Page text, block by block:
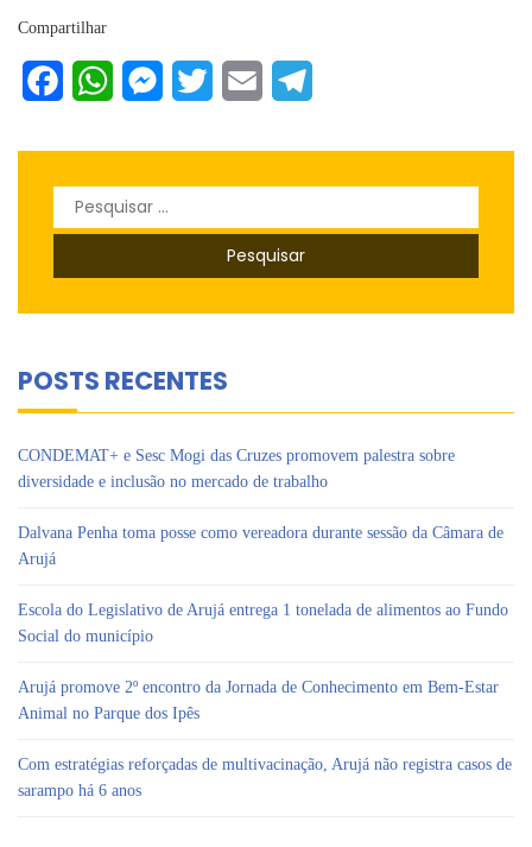
Compartilhar
FacebookWhatsAppMessenger
Twitter Email
Pesquisar
por:
POSTS RECENTES
CONDEMAT+ e Sesc Mogi das Cruzes promovem palestra sobre
diversidade e inclusão no mercado de trabalho
Dalvana Penha toma posse como vereadora durante sessão da Câmara de
Arujá
Escola do Legislativo de Arujá entrega 1 tonelada de alimentos ao Fundo
Social do município
Arujá promove 2º encontro da Jornada de Conhecimento em Bem-Estar
Animal no Parque dos Ipês
Com estratégias reforçadas de multivacinação, Arujá não registra casos de
sarampo há 6 anos